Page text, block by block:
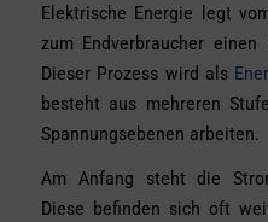
Elektrische Energie legt
zum Endverbraucher
Dieser Prozess wird als
besteht aus mehreren
Spannungsebenen arbeiten.
Am Anfang steht die
Diese befinden sich oft